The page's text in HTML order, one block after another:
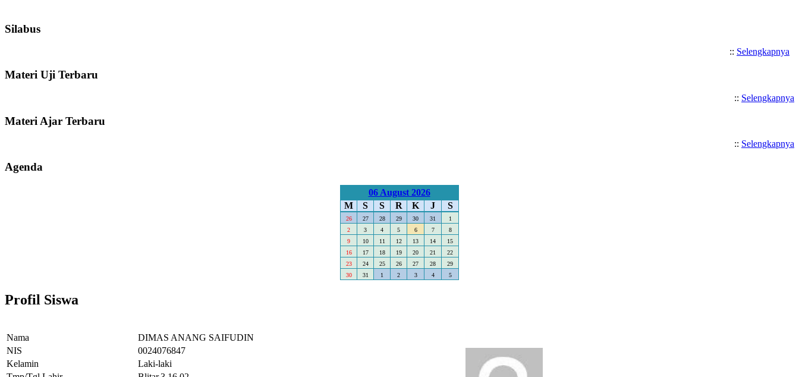
Silabus
:: Selengkapnya
Materi Uji Terbaru
:: Selengkapnya
Materi Ajar Terbaru
:: Selengkapnya
Agenda
06 August 2026
M
S S R K J S
26 27 28 29 30 31
1
2
3 4 5 6 7
8
9
10 11 12 13 14
15
16
17 18 19 20 21
22
23
24 25 26 27 28
29
30
31 1 2 3 4 5
Profil Siswa
Nama
DIMAS ANANG SAIFUDIN
NIS
0024076847
Kelamin
Laki-laki